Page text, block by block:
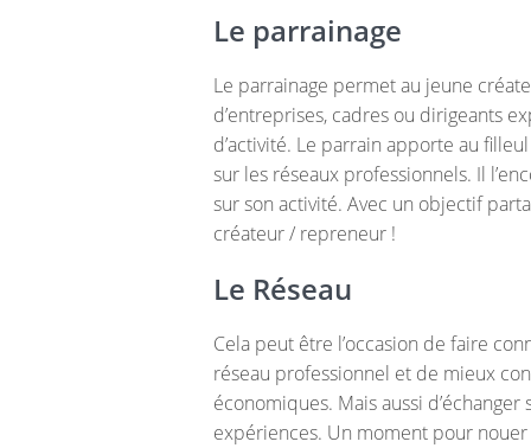
Le parrainage
Le parrainage permet au jeune
d’entreprises, cadres ou dirigeants
d’activité. Le parrain apporte au
sur les réseaux professionnels. Il
sur son activité. Avec un objectif
créateur / repreneur !
Le Réseau
Cela peut être l’occasion de faire
réseau professionnel et de mieux
économiques. Mais aussi
expériences. Un moment pour